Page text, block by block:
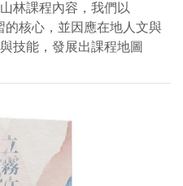
林課程內容，我們以
的核心，並因應在地人文與
技能，發展出課程地圖